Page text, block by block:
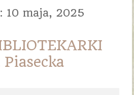
10 maja, 2025